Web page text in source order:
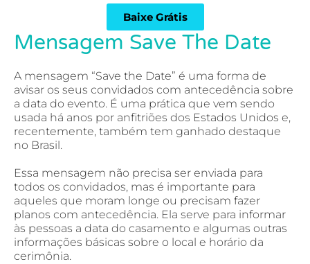
Baixe Grátis
Mensagem Save The Date
A mensagem “Save the Date” é uma forma de
avisar os seus convidados com antecedência sobre
a data do evento. É uma prática que vem sendo
usada há anos por anfitriões dos Estados Unidos e,
recentemente, também tem ganhado destaque
no Brasil.
Essa mensagem não precisa ser enviada para
todos os convidados, mas é importante para
aqueles que moram longe ou precisam fazer
planos com antecedência. Ela serve para informar
às pessoas a data do casamento e algumas outras
informações básicas sobre o local e horário da
cerimônia.